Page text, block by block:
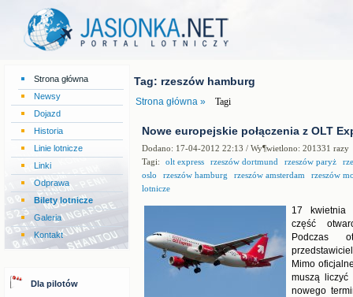
Strona główna
Newsy
Dojazd
Historia
Linie lotnicze
Linki
Odprawa
Bilety lotnicze
Galeria
Kontakt
Dla pilotów
Tag: rzeszów hamburg
Strona główna » Tagi
Nowe europejskie połączenia z OLT
Dodano: 17-04-2012 22:13 / Wy¶wietlono: 201331 razy
Tagi:
olt express rzeszów dortmund rzeszów paryż
oslo
rzeszów hamburg rzeszów amsterdam
rzeszów
lotnicze
17 kwietnia
część
Podczas
Mimo
muszą
nowego